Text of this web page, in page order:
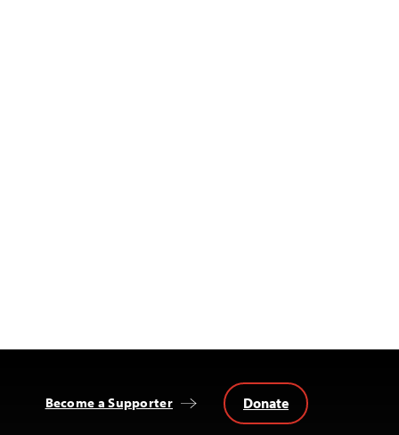
Become a Supporter Donate